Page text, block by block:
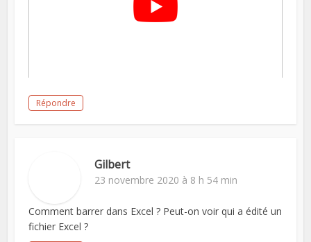
Répondre
Gilbert
23 novembre 2020 à 8 h 54 min
Comment barrer dans Excel ? Peut-on voir qui a édité un
fichier Excel ?